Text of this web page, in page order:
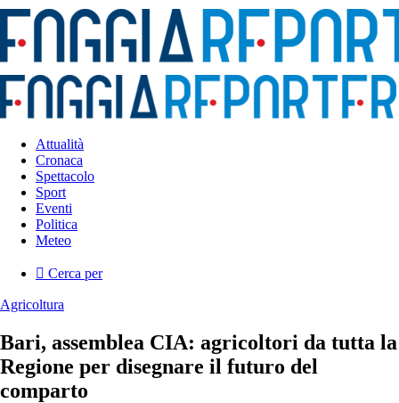
Attualità
Cronaca
Spettacolo
Sport
Eventi
Politica
Meteo
Cerca per
Agricoltura
Bari, assemblea CIA: agricoltori da tutta la
Regione per disegnare il futuro del
comparto